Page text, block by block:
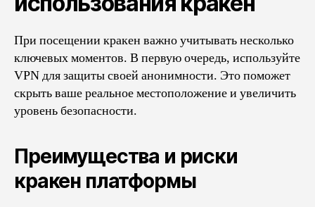
При посещении кракен важно учитывать несколько
ключевых моментов. В первую очередь, используйте
VPN для защиты своей анонимности. Это поможет
скрыть ваше реальное местоположение и увеличить
уровень безопасности.
Преимущества и риски
кракен платформы